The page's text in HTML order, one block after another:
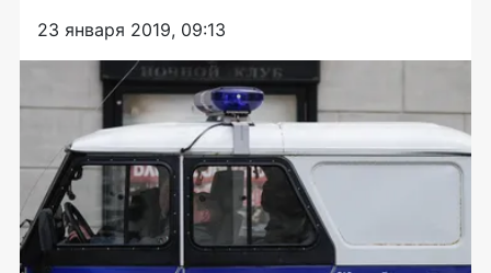
23 января 2019, 09:13